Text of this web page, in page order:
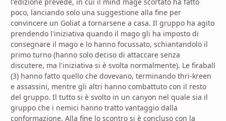
poco, lanciando solo una suggestione alla fine per
convincere un Goliat a tornarsene a casa. Il gruppo ha agito
prendendo l'iniziativa quando il mago gli ha imposto di
consegnare il mago e lo hanno focussato, schiantandolo il
primo turno (hanno solo deciso di attaccare senza
discutere, ma l'iniziativa si è svolta normalmente). Le firaball
(3) hanno fatto quello che dovevano, terminando thri-kreen
e assassini, mentre gli altri hanno combattuto con il resto
del gruppo. Il tutto si è svolto in un canyon nel quale sia il
gruppo che i nemici hanno tratto vantaggio dalla
conformazione. Alla fine lo scontro si è concluso con la